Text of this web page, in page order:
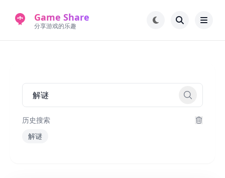
Game Share
分享游戏的乐趣
新版游戏站
永久地址
历史搜索
解谜